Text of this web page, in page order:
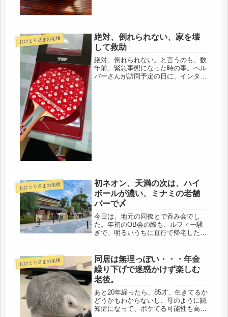
おひとりさまの老後
絶対、倒れられない、家を壊
して救助
絶対、倒れられない。と言うのも、数
年前、緊急事態になった時の事。ヘル
パーさんが訪問予定の日に、インター
おひとりさまの老後
初ネオン、天満の次は、ハイ
ボールが濃い、ミナミの老舗
バーで〆
今日は、地元の同僚とで呑み会でし
た。年初のOB会の際も、ルフィー騒
ぎで、明るいうちに直行で帰宅したの
僚、当時は社内の旅行部門のエキスパ
ートでした。でも、自社の旅行部門...
おひとりさまの老後
同居は無理っぽい・・・年金
繰り下げで迷惑かけず楽しむ
老後。
あと20年経ったら、85才、生きてるか
どうかもわからないし、母のように認
知症になって、ボケてる可能性も高い